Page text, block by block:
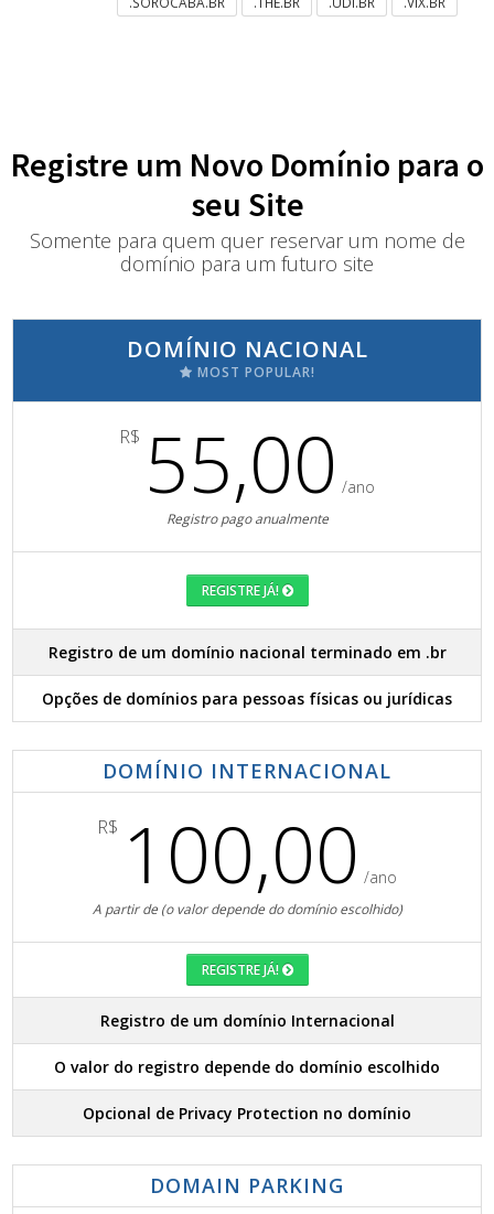
Registre um Novo Domínio para o
seu Site
Somente para quem quer reservar um nome de
domínio para um futuro site
DOMÍNIO NACIONAL
MOST POPULAR!
R$ 55,00 /ano
Registro pago anualmente
REGISTRE JÁ!
Registro de um domínio nacional terminado em .br
Opções de domínios para pessoas físicas ou jurídicas
DOMÍNIO INTERNACIONAL
R$ 100,00 /ano
A partir de (o valor depende do domínio escolhido)
REGISTRE JÁ!
Registro de um domínio Internacional
O valor do registro depende do domínio escolhido
Opcional de Privacy Protection no domínio
DOMAIN PARKING